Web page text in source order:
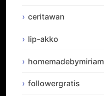
ceritawan
lip-akko
homemadebymiriam
followergratis